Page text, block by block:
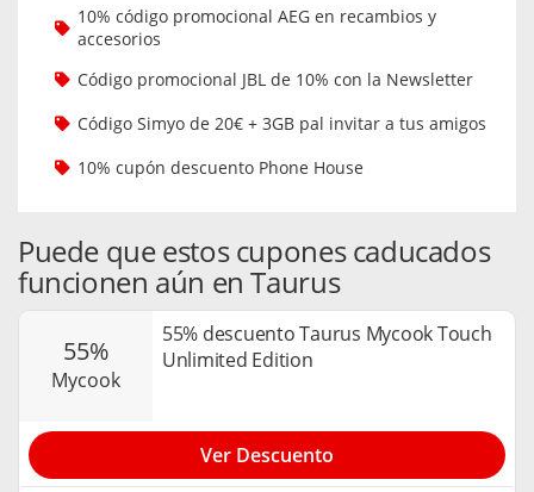
10% código promocional AEG en recambios y
accesorios
Código promocional JBL de 10% con la Newsletter
Código Simyo de 20€ + 3GB pal invitar a tus amigos
10% cupón descuento Phone House
Puede que estos cupones caducados
funcionen aún en Taurus
55%
mycook
55% descuento Taurus Mycook Touch
Unlimited Edition
Ver Descuento